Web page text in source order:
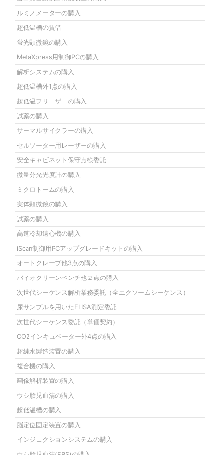
ルミノメーターの購入
超低温槽の賃借
蛍光顕微鏡の購入
MetaXpress用制御PCの購入
解析システムの購入
超低温槽外1点の購入
超低温フリーザーの購入
試薬の購入
サーマルサイクラーの購入
セルソーター用レーザーの購入
安全キャビネット保守点検委託
微量分光光度計の購入
ミクロトームの購入
実体顕微鏡の購入
試薬の購入
高速冷却遠心機の購入
iScan制御用PCアップグレードキットの購入
オートクレーブ他3点の購入
バイオクリーンベンチ他２点の購入
次世代シーケンス解析業務委託（全エクソームシーケンス）
尿サンプルを用いたELISA測定委託
次世代シーケンス委託（単価契約）
CO2インキュベーター外4点の購入
超純水製造装置の購入
複合機の購入
画像解析装置の購入
ウシ胎児血清の購入
超低温槽の購入
脳定位固定装置の購入
インジェクションシステムの購入